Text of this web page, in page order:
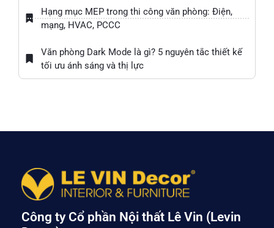
Hạng mục MEP trong thi công văn phòng: Điện,
mạng, HVAC, PCCC
Văn phòng Dark Mode là gì? 5 nguyên tắc thiết kế
tối ưu ánh sáng và thị lực
Công ty Cổ phần Nội thất Lê Vin (Levin